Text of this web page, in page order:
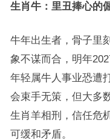
生肖牛：里丑捧心的
牛年出生者，骨子里
象不谋而合，明年
年轻属牛人事业恐遭
会束手无策，但大多
生肖羊相刑，信任危
可缓和矛盾。